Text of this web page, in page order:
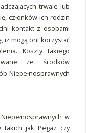
trwale lub
członków ich rodzin
kontakt z osobami
iż mogą oni korzystać
Koszty takiego
ze środków
Niepełnosprawnych
w
jak Pegaz czy